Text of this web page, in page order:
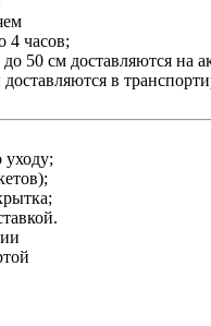
4 часов;
50 см доставляются на
в